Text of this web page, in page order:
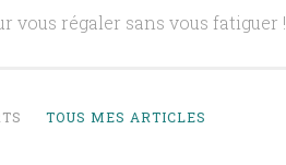
vous régaler sans vous fatiguer !
TOUS MES ARTICLES